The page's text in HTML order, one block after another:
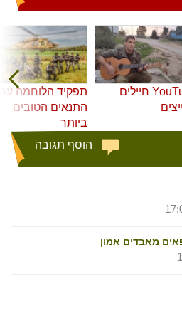
YouTube חיילים
תפקיד הלוחמה
התנאים הטובים
ביותר
הוסף תגובה
מאבדים אמון